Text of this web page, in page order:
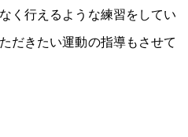
く行えるような練習をしてい
だきたい運動の指導もさせて